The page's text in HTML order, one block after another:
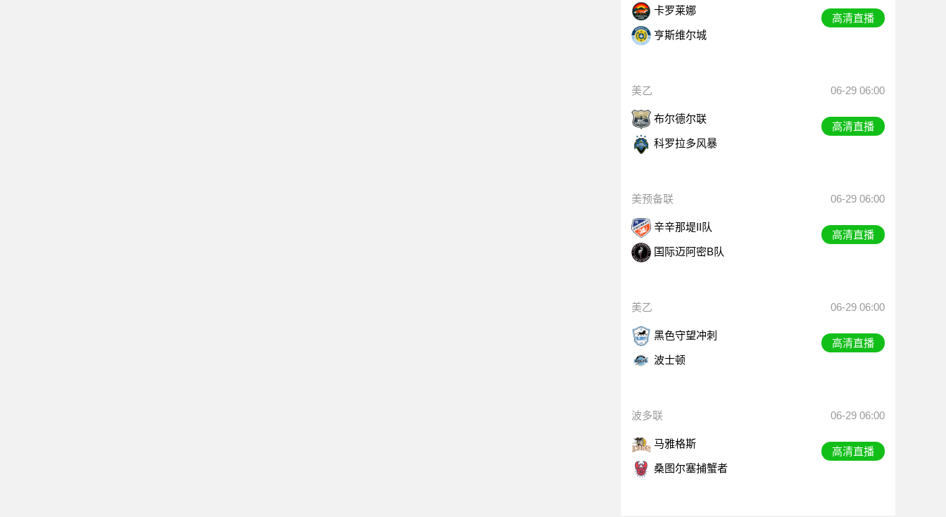
卡罗莱娜
亨斯维尔城
高清直播
美乙 06-29 06:00
布尔德尔联
科罗拉多风暴
高清直播
美预备联 06-29 06:00
辛辛那堤II队
国际迈阿密B队
高清直播
美乙 06-29 06:00
黑色守望冲刺
波士顿
高清直播
波多联 06-29 06:00
马雅格斯
桑图尔塞捕蟹者
高清直播